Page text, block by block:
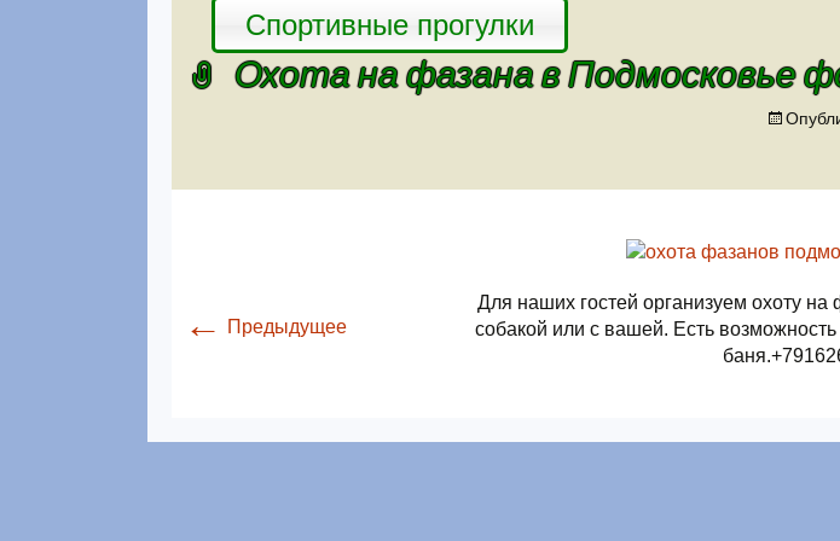
Спортивные прогулки
Охота на фазана в Подмосковье
← Предыдущее
Для наших гостей организуем охоту
собакой или с вашей. Есть